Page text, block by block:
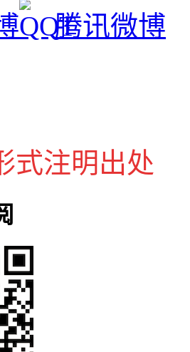
腾讯微博
式注明出处